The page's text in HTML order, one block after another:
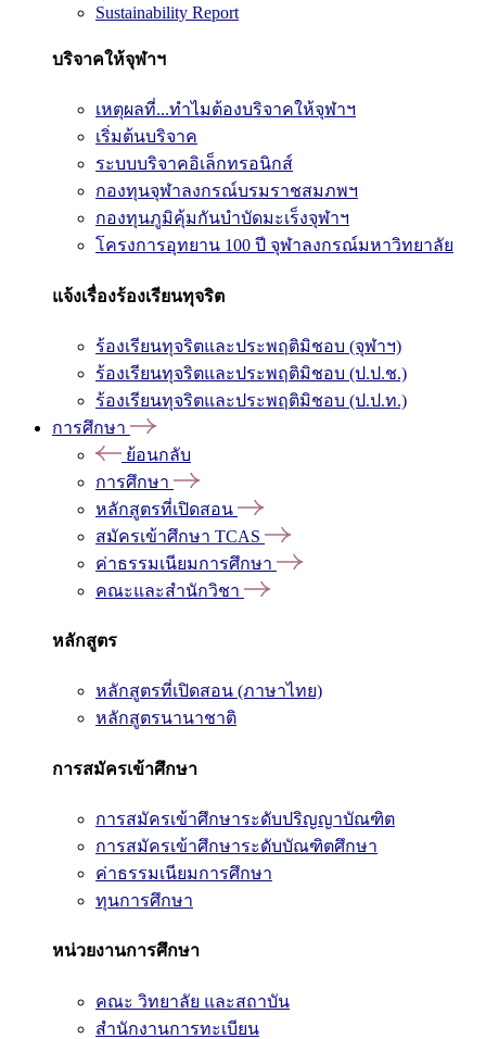
Sustainability Report
บริจาคให้จุฬาฯ
เหตุผลที่...ทำไมต้องบริจาคให้จุฬาฯ
เริ่มต้นบริจาค
ระบบบริจาคอิเล็กทรอนิกส์
กองทุนจุฬาลงกรณ์บรมราชสมภพฯ
กองทุนภูมิคุ้มกันบำบัดมะเร็งจุฬาฯ
โครงการอุทยาน 100 ปี จุฬาลงกรณ์มหาวิทยาลัย
แจ้งเรื่องร้องเรียนทุจริต
ร้องเรียนทุจริตและประพฤติมิชอบ (จุฬาฯ)
ร้องเรียนทุจริตและประพฤติมิชอบ (ป.ป.ช.)
ร้องเรียนทุจริตและประพฤติมิชอบ (ป.ป.ท.)
การศึกษา
ย้อนกลับ
การศึกษา
หลักสูตรที่เปิดสอน
สมัครเข้าศึกษา TCAS
ค่าธรรมเนียมการศึกษา
คณะและสำนักวิชา
หลักสูตร
หลักสูตรที่เปิดสอน (ภาษาไทย)
หลักสูตรนานาชาติ
การสมัครเข้าศึกษา
การสมัครเข้าศึกษาระดับปริญญาบัณฑิต
การสมัครเข้าศึกษาระดับบัณฑิตศึกษา
ค่าธรรมเนียมการศึกษา
ทุนการศึกษา
หน่วยงานการศึกษา
คณะ วิทยาลัย และสถาบัน
สำนักงานการทะเบียน